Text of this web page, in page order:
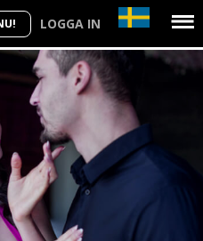
LOGGA IN